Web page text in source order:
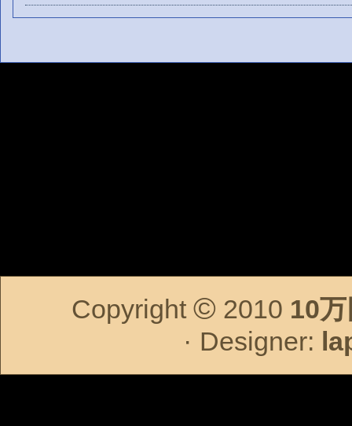
Copyright © 2010 10
· Designer: